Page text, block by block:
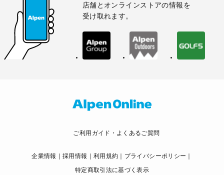
店舗とオンラインストアの情報を
受け取れます。
ご利用ガイド・よくあるご質問
企業情報 採用情報 利用規約
プライバシーポリシー
特定商取引法に基づく表示